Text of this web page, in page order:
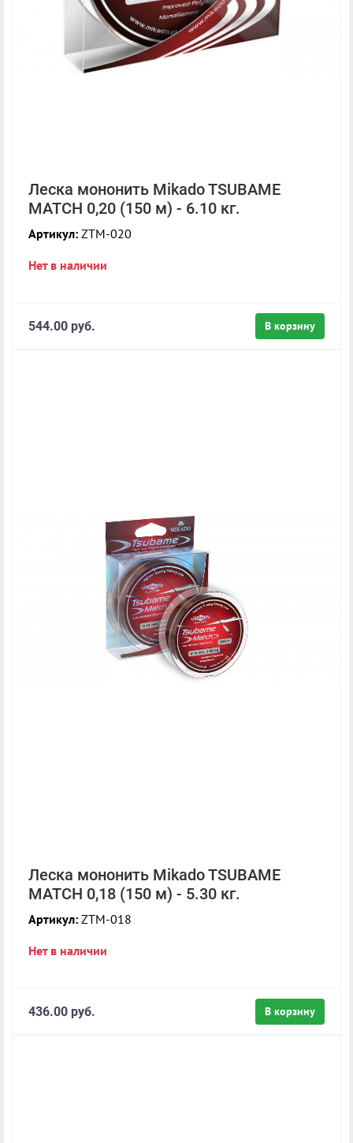
Леска мононить Mikado TSUBAME
MATCH 0,20 (150 м) - 6.10 кг.
Артикул: ZTM-020
Нет в наличии
В корзину
544.00 руб.
Леска мононить Mikado TSUBAME
MATCH 0,18 (150 м) - 5.30 кг.
Артикул: ZTM-018
Нет в наличии
В корзину
436.00 руб.